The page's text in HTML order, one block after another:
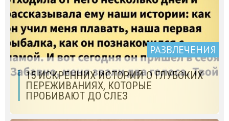
РАЗВЛЕЧЕНИЯ
15 ИСКРЕННИХ ИСТОРИЙ О ГЛУБОКИХ
ПЕРЕЖИВАНИЯХ, КОТОРЫЕ
ПРОБИВАЮТ ДО СЛЕЗ